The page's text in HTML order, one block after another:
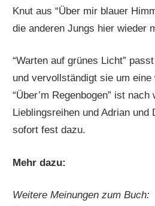
Knut aus “Über mir blauer
die anderen Jungs hier wieder
“Warten auf grünes Licht”
und vervollständigt sie um eine
“Über’m Regenbogen” ist
Lieblingsreihen und Adrian und
sofort fest dazu.
Mehr dazu:
Weitere Meinungen zum Buch: